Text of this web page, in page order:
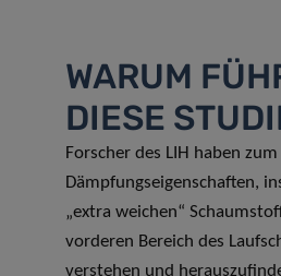
WARUM
DIESE
Forscher des LIH haben
Dämpfungseigenschaften,
„extra weichen“
vorderen Bereich des
verstehen und